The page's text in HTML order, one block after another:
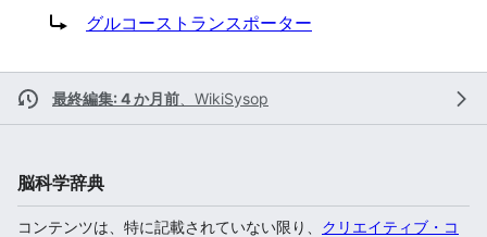
転送先:
グルコーストランスポーター
最終編集: 4 か月前 WikiSysop
脳科学辞典
コンテンツは、特に記載されていない限り、 クリエイティブ・コ